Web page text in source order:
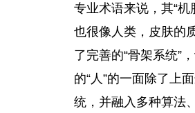
专业术语来说，其“机
也很像人类，皮肤的
了完善的“骨架系统”
的“人”的一面除了上
统，并融入多种算法